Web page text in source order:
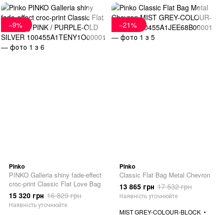
−9%
Pinko
PINKO Galleria shiny fade-effect
croc-print Classic Flat Love Bag
15 320 грн 16 829 грн
Наявність уточнюйте
−21%
Pinko
Classic Flat Bag Metal Chevron
13 865 грн 17 532 грн
Наявність уточнюйте
MIST GREY-COLOUR-BLOCK